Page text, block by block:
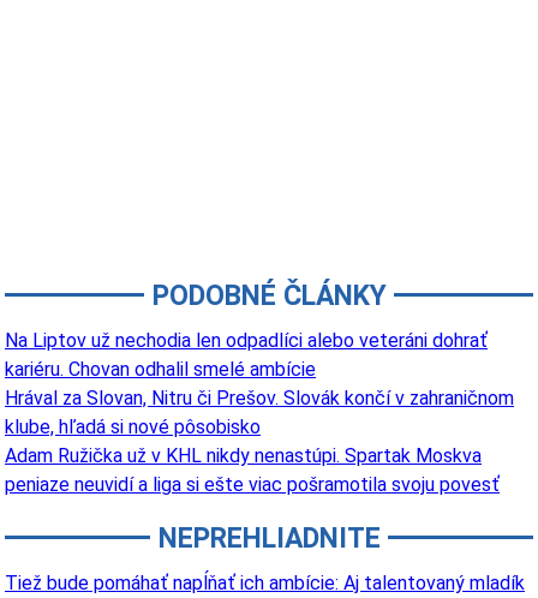
PODOBNÉ ČLÁNKY
Na Liptov už nechodia len odpadlíci alebo veteráni dohrať
kariéru. Chovan odhalil smelé ambície
Hrával za Slovan, Nitru či Prešov. Slovák končí v zahraničnom
klube, hľadá si nové pôsobisko
Adam Ružička už v KHL nikdy nenastúpi. Spartak Moskva
peniaze neuvidí a liga si ešte viac pošramotila svoju povesť
NEPREHLIADNITE
Tiež bude pomáhať napĺňať ich ambície: Aj talentovaný mladík